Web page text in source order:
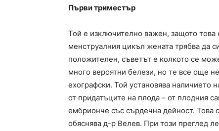
Първи триместър
Той е изключително важен, защото
менструалния цикъл жената трябва да
положителен, съветът е колкото се
много вероятни белези, но те все още
ехографски. Той установява наличието
от придатъците на плода – от плодния
ембрионче със сърдечна дейност. Това
обяснява д-р Велев. При този преглед